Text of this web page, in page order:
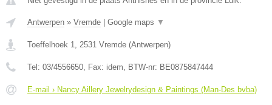
Antwerpen » Vremde | Google maps ▼
Toeffelhoek 1 2531 Vremde (Antwerpen)
Tel: 03/4556650 , Fax: idem , BTW-nr: BE0875847444
E-mail › Nancy Aillery Jewelrydesign & Paintings (Man-Des bvba)